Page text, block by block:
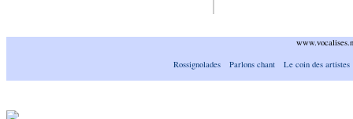
Rossignolades
Parlons chant Le coin des artistes